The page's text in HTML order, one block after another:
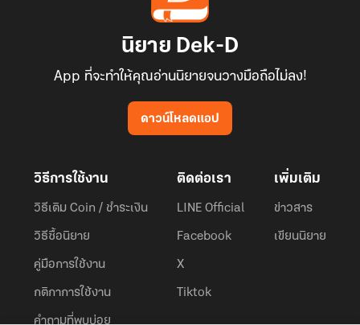
นิยาย Dek-D
App ที่จะทำให้คุณอ่านนิยายจนวางมือถือไม่ลง!
ดาวน์โหลดแอป
วิธีการใช้งาน
วิธีเติม Coin / ชำระเงิน
วิธีซื้อนิยาย
คู่มือการใช้งาน
กติกาการใช้งาน
คำถามที่พบบ่อย
ติดต่อเรา
LINE Official
Facebook
X
Tiktok
เพิ่มเติม
ข่าวสาร
เขียนนิยาย